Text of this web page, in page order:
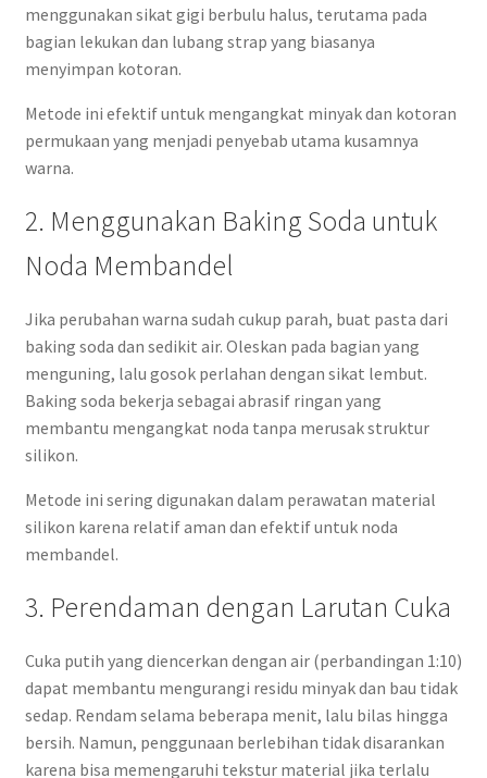
menggunakan sikat gigi berbulu halus, terutama pada
bagian lekukan dan lubang strap yang biasanya
menyimpan kotoran.
Metode ini efektif untuk mengangkat minyak dan kotoran
permukaan yang menjadi penyebab utama kusamnya
warna.
2. Menggunakan Baking Soda untuk
Noda Membandel
Jika perubahan warna sudah cukup parah, buat pasta dari
baking soda dan sedikit air. Oleskan pada bagian yang
menguning, lalu gosok perlahan dengan sikat lembut.
Baking soda bekerja sebagai abrasif ringan yang
membantu mengangkat noda tanpa merusak struktur
silikon.
Metode ini sering digunakan dalam perawatan material
silikon karena relatif aman dan efektif untuk noda
membandel.
3. Perendaman dengan Larutan Cuka
Cuka putih yang diencerkan dengan air (perbandingan 1:10)
dapat membantu mengurangi residu minyak dan bau tidak
sedap. Rendam selama beberapa menit, lalu bilas hingga
bersih. Namun, penggunaan berlebihan tidak disarankan
karena bisa memengaruhi tekstur material jika terlalu